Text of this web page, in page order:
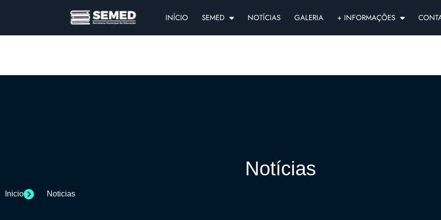
INÍCIO SEMED NOTÍCIAS GALERIA + INFORMAÇÕES
Notícias
Inicio Noticias